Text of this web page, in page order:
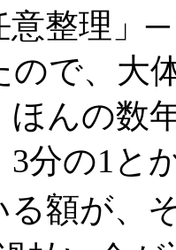
意整理」
ので、大
ほんの数
分の1と
る額が、